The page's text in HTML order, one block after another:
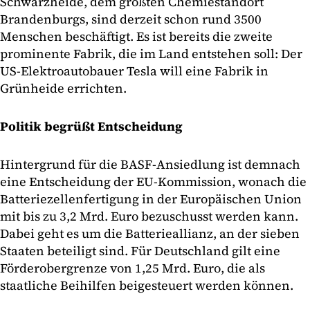
Brandenburgs, sind derzeit schon rund 3500
Menschen beschäftigt. Es ist bereits die zweite
prominente Fabrik, die im Land entstehen soll: Der
US-Elektroautobauer Tesla will eine Fabrik in
Grünheide errichten.
Politik begrüßt Entscheidung
Hintergrund für die BASF-Ansiedlung ist demnach
eine Entscheidung der EU-Kommission, wonach die
Batteriezellenfertigung in der Europäischen Union
mit bis zu 3,2 Mrd. Euro bezuschusst werden kann.
Dabei geht es um die Batterieallianz, an der sieben
Staaten beteiligt sind. Für Deutschland gilt eine
Förderobergrenze von 1,25 Mrd. Euro, die als
staatliche Beihilfen beigesteuert werden können.